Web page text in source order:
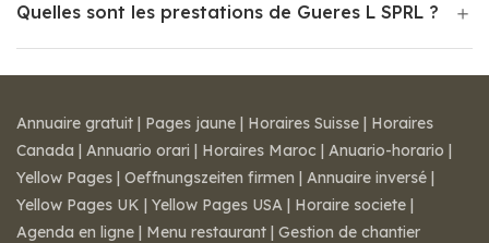
Quelles sont les prestations de Gueres L SPRL ?
Annuaire gratuit | Pages jaune | Horaires Suisse | Horaires
Canada | Annuario orari | Horaires Maroc | Anuario-horario |
Yellow Pages | Oeffnungszeiten firmen | Annuaire inversé |
Yellow Pages UK | Yellow Pages USA | Horaire societe |
Agenda en ligne | Menu restaurant | Gestion de chantier